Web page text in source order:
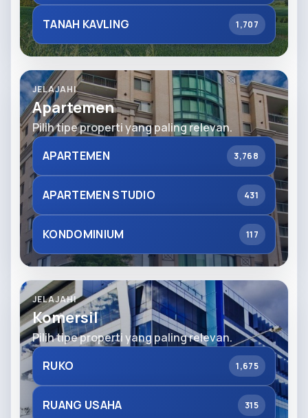
TANAH KAVLING 1,707
JELAJAHI
Apartemen
Pilih tipe properti yang paling relevan.
APARTEMEN
3,768
APARTEMEN STUDIO 431
KONDOMINIUM 117
JELAJAHI
Komersil
Pilih tipe properti yang paling relevan.
RUKO
1,675
RUANG USAHA 315